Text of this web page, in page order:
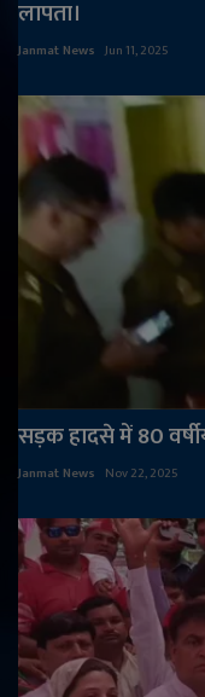
लापता।
Janmat News Jun 11, 2025
सड़क हादसे में 80
Janmat News Nov 22, 2025